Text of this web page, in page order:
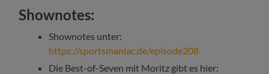
Shownotes:
Shownotes unter:
https://sportsmaniac.de/episode208
Die Best-of-Seven mit Moritz gibt es hier: